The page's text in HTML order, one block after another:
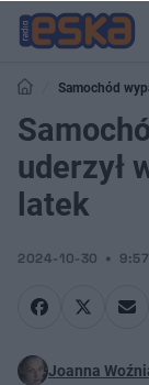
Samochód
uderzył
latek
2024-10-30 9:57
Joanna